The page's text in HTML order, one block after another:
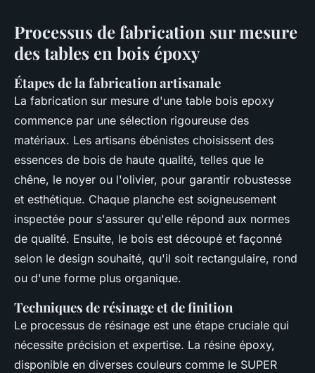
Processus de fabrication sur mesure
des tables en bois époxy
Étapes de la fabrication artisanale
La fabrication sur mesure d'une table bois epoxy
commence par une sélection rigoureuse des
matériaux. Les artisans ébénistes choisissent des
essences de bois de haute qualité, telles que le
chêne, le noyer ou l'olivier, pour garantir robustesse
et esthétique. Chaque planche est soigneusement
inspectée pour s'assurer qu'elle répond aux normes
de qualité. Ensuite, le bois est découpé et façonné
selon le design souhaité, qu'il soit rectangulaire, rond
ou d'une forme plus organique.
Techniques de résinage et de finition
Le processus de résinage est une étape cruciale qui
nécessite précision et expertise. La résine époxy,
disponible en diverses couleurs comme le SUPER